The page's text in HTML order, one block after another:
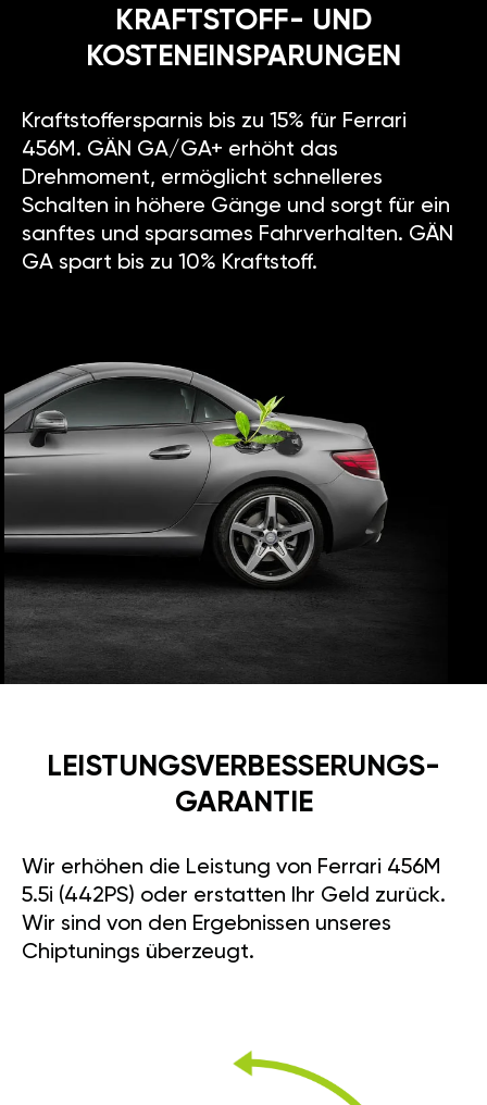
KRAFTSTOFF- UND
KOSTENEINSPARUNGEN
Kraftstoffersparnis bis zu 15% für Ferrari
456M. GÄN GA/GA+ erhöht das
Drehmoment, ermöglicht schnelleres
Schalten in höhere Gänge und sorgt für ein
sanftes und sparsames Fahrverhalten. GÄN
GA spart bis zu 10% Kraftstoff.
LEISTUNGSVERBESSE­RUNGS­
GARANTIE
Wir erhöhen die Leistung von Ferrari 456M
5.5i (442PS) oder erstatten Ihr Geld zurück.
Wir sind von den Ergebnissen unseres
Chiptunings überzeugt.